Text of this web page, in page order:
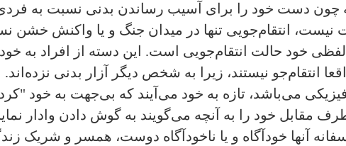
چون دست خود را برای آسیب رساندن بدنی نسبت به فردی
نیست، انتقام‌جویی تنها در میدان جنگ و یا واکنش خشن
خود حالت انتقام‌جویی است. این دسته از افراد به
انتقام‌جو نیستند، زیرا به شخص دیگر آزار بدنی نزده‌‌اند.
می‌باشد، تازه به خود می‌آیند که بی‌جهت به خود
مقابل خود را به آنچه می‌گویند به گوش دادن وادار
آنها خودآگاه و یا ناخودآگاه دوست، همسر و شریک